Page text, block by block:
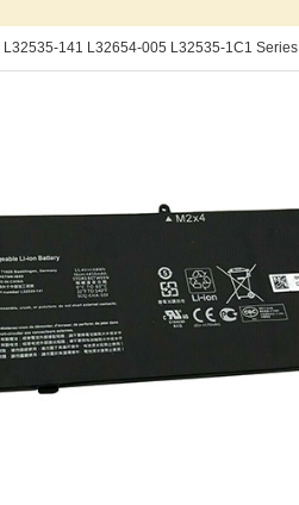
L32535-141 L32654-005 L32535-1C1 Series